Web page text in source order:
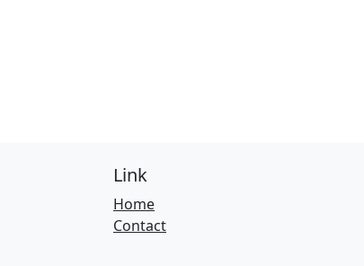
Link
Home
Contact